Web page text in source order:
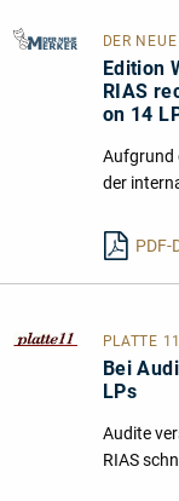
DER
Edition
RIAS
on 14
Aufgrund
der
PDF-
PLATTE 11
Bei
LPs
Audite
RIAS